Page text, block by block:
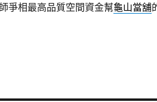
爭相最高品質空間資金幫龜山當舖